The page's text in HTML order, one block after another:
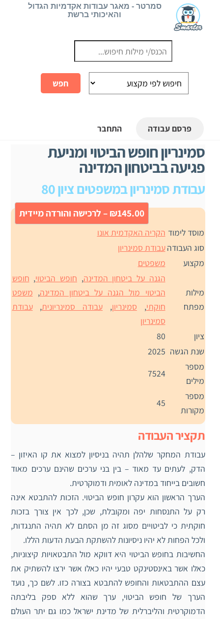
סמרטר - מאגר עבודות אקדמיות הגדול
והאיכותי ברשת
פרסם עבודה התחבר
סמינריון חופש הביטוי ומניעת
פגיעה בביטחון המדינה
עבודת סמינריון במשפטים ציון 80
₪145.00 – לרכישה והורדה מיידית
מוסד לימוד הקריה האקדמית אונו
סוג העבודהעבודת סמינריון
מקצוע
משפטים
מילות
מפתח
הגנה על ביטחון המדינה, חופש הביטוי, חופש
הביטוי מול הגנה על ביטחון המדינה, משפט
חוקתי, סמינריון, עבודה סמינריונית,עבודת
סמינריון
ציון
80
שנת הגשה 2025
מספר
מילים
7524
מספר
מקורות
45
תקציר העבודה
עבודת המחקר שלהלן תהיה בניסיון למצוא את קו האיזון –
הדק, לעתים עד מאוד – בין בני ערכים שהינם ערכים מאוד
חשובים בייחוד במדינה לאומית ודמוקרטית.
הערך הראשון הוא עקרון חופש הביטוי. הזכות להתבטא אינה
רק על התנסחות יפה ומקובלת, שכן, לכך אין צורך בזכות
חוקתית כי לביטויים מסוג זה מן הסתם לא תהיה התנגדות,
ולכל הפחות לא יהיו ניסיונות להשתקת הבעת הדעות הללו.
החשיבות בחופש הביטוי היא דווקא מול התבטאויות קיצוניות,
כאלו אשר באינסטינקט טבעי יהיו כאלו אשר ירצו להשתיק את
עצם ההתבטאות והחופש להתבטא בצורה כזו. לשם כך, נועד
הערך של חופש הביטוי, ערך שהוא ללא ספק בליבתה
הדמוקרטית והליברלית של מדינת ישראל כמו גם יתר העולם